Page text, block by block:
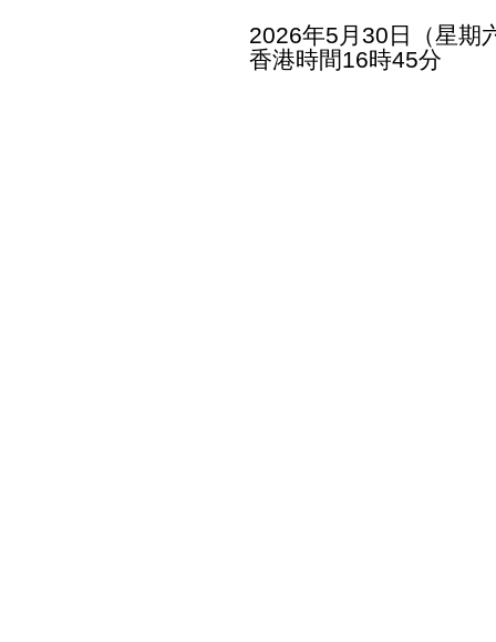
2026年5月30日（星期
香港時間16時45分